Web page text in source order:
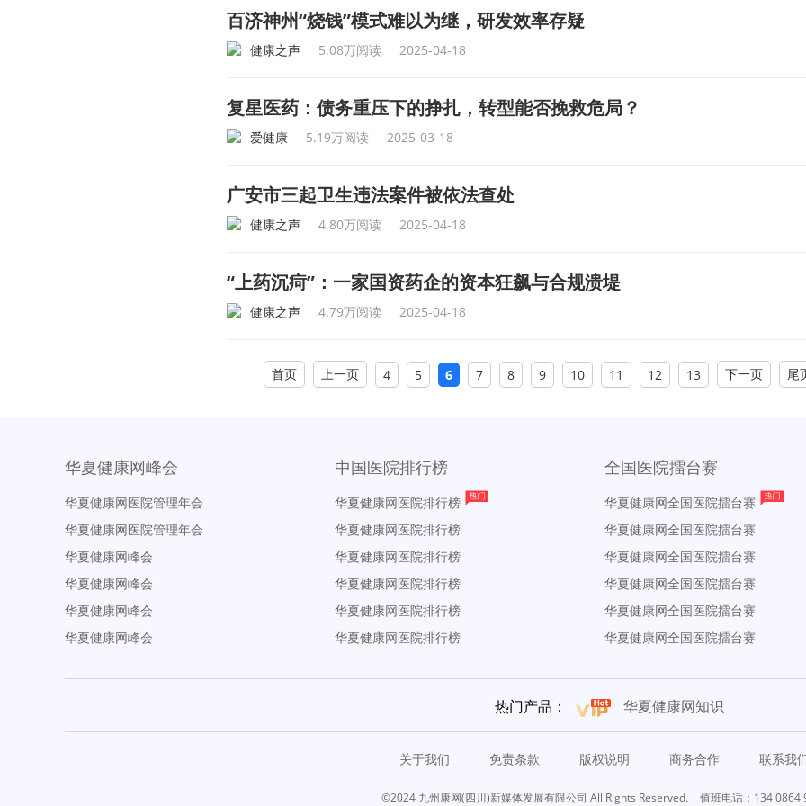
百济神州“烧钱”模式难以为继，研发效率存疑
健康之声 5.08万阅读 2025-04-18
复星医药：债务重压下的挣扎，转型能否挽救危局？
爱健康 5.19万阅读 2025-03-18
广安市三起卫生违法案件被依法查处
健康之声 4.80万阅读 2025-04-18
“上药沉疴”：一家国资药企的资本狂飙与合规溃堤
健康之声 4.79万阅读 2025-04-18
首页 上一页 4 5 6 7 8 9 10 11 12 13 下一页 尾
华夏健康网峰会
华夏健康网医院管理年会
华夏健康网医院管理年会
华夏健康网峰会
华夏健康网峰会
华夏健康网峰会
华夏健康网峰会
中国医院排行榜
华夏健康网医院排行榜
华夏健康网医院排行榜
华夏健康网医院排行榜
华夏健康网医院排行榜
华夏健康网医院排行榜
华夏健康网医院排行榜
全国医院擂台赛
华夏健康网全国医院擂台赛
华夏健康网全国医院擂台赛
华夏健康网全国医院擂台赛
华夏健康网全国医院擂台赛
华夏健康网全国医院擂台赛
华夏健康网全国医院擂台赛
热门产品： 华夏健康网知识
关于我们 免责条款 版权说明 商务合作 联系我
©2024 九州康网(四川)新媒体发展有限公司 All Rights Reserved. 值班电话：134 0864